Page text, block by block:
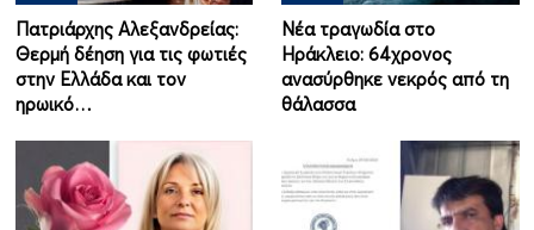
Πατριάρχης Αλεξανδρείας:
Θερμή δέηση για τις φωτιές
στην Ελλάδα και τον
ηρωικό…
Νέα τραγωδία στο
Ηράκλειο: 64χρονος
ανασύρθηκε νεκρός από τη
θάλασσα